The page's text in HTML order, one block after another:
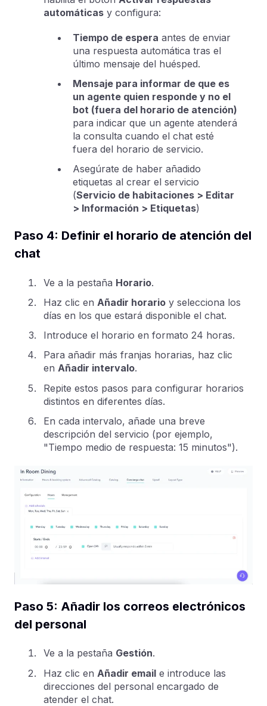
automáticas y configura:
Tiempo de espera antes de enviar
una respuesta automática tras el
último mensaje del huésped.
Mensaje para informar de que es
un agente quien responde y no el
bot (fuera del horario de atención)
para indicar que un agente atenderá
la consulta cuando el chat esté
fuera del horario de servicio.
Asegúrate de haber añadido
etiquetas al crear el servicio
(Servicio de habitaciones > Editar
> Información > Etiquetas)
Paso 4: Definir el horario de atención del
chat
Ve a la pestaña Horario.
Haz clic en Añadir horario y selecciona los
días en los que estará disponible el chat.
Introduce el horario en formato 24 horas.
Para añadir más franjas horarias, haz clic
en Añadir intervalo.
Repite estos pasos para configurar horarios
distintos en diferentes días.
En cada intervalo, añade una breve
descripción del servicio (por ejemplo,
"Tiempo medio de respuesta: 15 minutos").
Paso 5: Añadir los correos electrónicos
del personal
Ve a la pestaña Gestión.
Haz clic en Añadir email e introduce las
direcciones del personal encargado de
atender el chat.